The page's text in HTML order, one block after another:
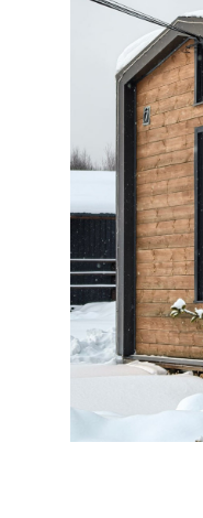
Оставьте заявку
с вами в